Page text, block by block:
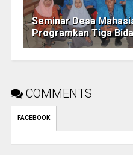
Seminar Desa
Programkan Tiga
COMMENTS
FACEBOOK